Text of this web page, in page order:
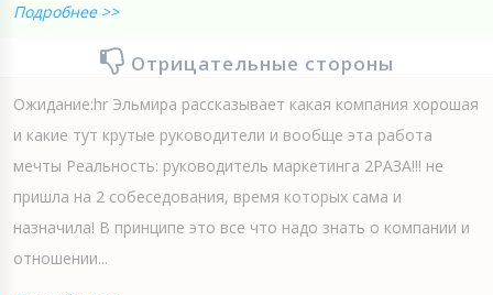
Подробнее >>
Отрицательные стороны
Ожидание:hr Эльмира рассказывает какая компания хорошая
и какие тут крутые руководители и вообще эта работа
мечты Реальность: руководитель маркетинга 2РАЗА!!! не
пришла на 2 собеседования, время которых сама и
назначила! В принципе это все что надо знать о компании и
отношении...